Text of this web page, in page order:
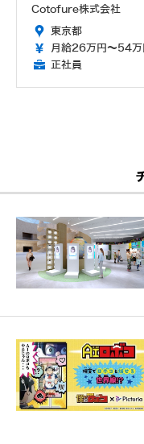
Cotofure株式会社
東京都
月給26万円～54万
正社員